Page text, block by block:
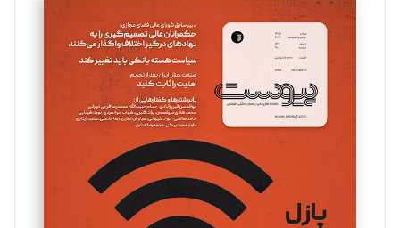
سروش کرمیان
تحریریه
مینا پاکدل
یسنا امان‌پور